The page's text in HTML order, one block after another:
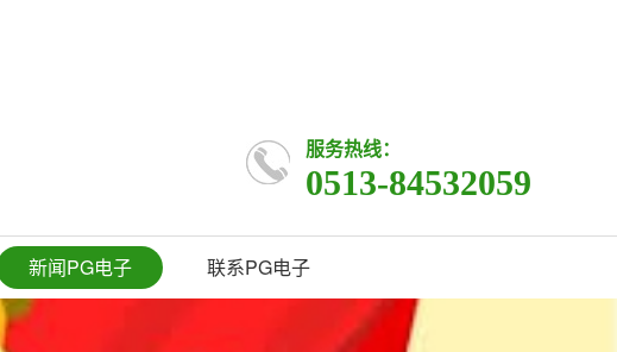
服务热线：
0513-84532059
新闻PG电子 联系PG电子